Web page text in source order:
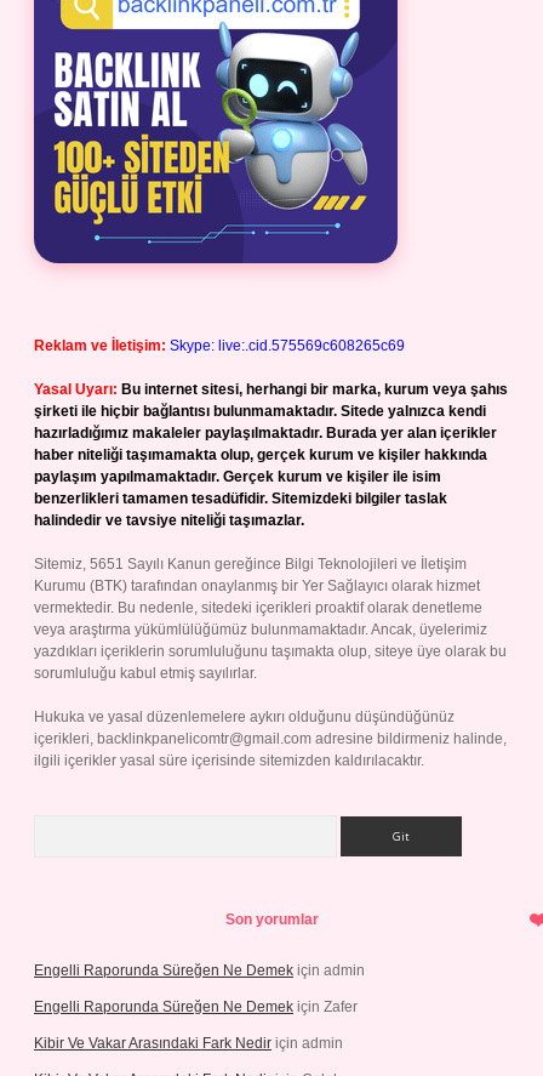
Reklam ve İletişim: Skype: live:.cid.575569c608265c69
Yasal Uyarı: Bu internet sitesi, herhangi bir marka, kurum veya şahıs
şirketi ile hiçbir bağlantısı bulunmamaktadır. Sitede yalnızca kendi
hazırladığımız makaleler paylaşılmaktadır. Burada yer alan içerikler
haber niteliği taşımamakta olup, gerçek kurum ve kişiler hakkında
paylaşım yapılmamaktadır. Gerçek kurum ve kişiler ile isim
benzerlikleri tamamen tesadüfidir. Sitemizdeki bilgiler taslak
halindedir ve tavsiye niteliği taşımazlar.
Sitemiz, 5651 Sayılı Kanun gereğince Bilgi Teknolojileri ve İletişim
Kurumu (BTK) tarafından onaylanmış bir Yer Sağlayıcı olarak hizmet
vermektedir. Bu nedenle, sitedeki içerikleri proaktif olarak denetleme
veya araştırma yükümlülüğümüz bulunmamaktadır. Ancak, üyelerimiz
yazdıkları içeriklerin sorumluluğunu taşımakta olup, siteye üye olarak bu
sorumluluğu kabul etmiş sayılırlar.
Hukuka ve yasal düzenlemelere aykırı olduğunu düşündüğünüz
içerikleri, backlinkpanelicomtr@gmail.com adresine bildirmeniz halinde,
ilgili içerikler yasal süre içerisinde sitemizden kaldırılacaktır.
Son yorumlar
Engelli Raporunda Süreğen Ne Demek için admin
Engelli Raporunda Süreğen Ne Demek için Zafer
Kibir Ve Vakar Arasındaki Fark Nedir için admin